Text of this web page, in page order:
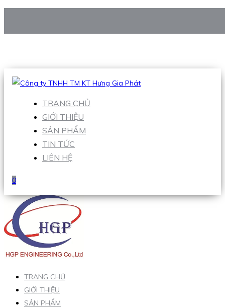
Hotline:0938 906 663
TRANG CHỦ
GIỚI THIỆU
SẢN PHẨM
TIN TỨC
LIÊN HỆ
0
TRANG CHỦ
GIỚI THIỆU
SẢN PHẨM